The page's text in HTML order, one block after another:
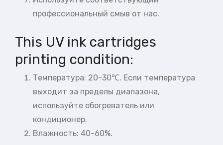
профессиональный смыв от нас.
This UV ink cartridges
printing condition:
Температура: 20-30℃. Если температура
выходит за пределы диапазона,
используйте обогреватель или
кондиционер.
Влажность: 40-60%.